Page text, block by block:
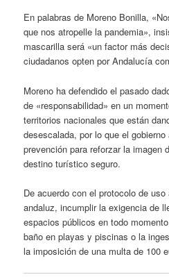
En palabras de Moreno Bonilla,
que nos atropelle la pandemia»,
mascarilla será «un factor más
ciudadanos opten por Andalucía
Moreno ha defendido el pasado
de «responsabilidad» en un
territorios nacionales que están
desescalada, por lo que el
prevención para reforzar la imagen
destino turístico seguro.
De acuerdo con el protocolo de
andaluz, incumplir la exigencia de
espacios públicos en todo
baño en playas y piscinas o la
la imposición de una multa de 100